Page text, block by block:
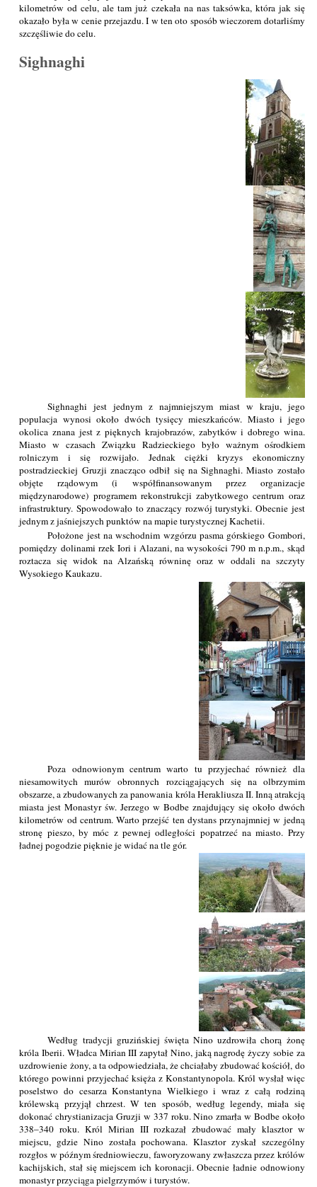
kilometrów od celu, ale tam już czekała na nas taksówka, która jak się
okazało była w cenie przejazdu. I w ten oto sposób wieczorem dotarliśmy
szczęśliwie do celu.
Sighnaghi
Sighnaghi jest jednym z najmniejszym miast w kraju, jego
populacja wynosi około dwóch tysięcy mieszkańców. Miasto i jego
okolica znana jest z pięknych krajobrazów, zabytków i dobrego wina.
Miasto w czasach Związku Radzieckiego było ważnym ośrodkiem
rolniczym i się rozwijało. Jednak ciężki kryzys ekonomiczny
postradzieckiej Gruzji znacząco odbił się na Sighnaghi. Miasto zostało
objęte rządowym (i współfinansowanym przez organizacje
międzynarodowe) programem rekonstrukcji zabytkowego centrum oraz
infrastruktury. Spowodowało to znaczący rozwój turystyki. Obecnie jest
jednym z jaśniejszych punktów na mapie turystycznej Kachetii.
Położone jest na wschodnim wzgórzu pasma górskiego Gombori,
pomiędzy dolinami rzek Iori i Alazani, na wysokości 790 m n.p.m., skąd
roztacza się widok na Alzańską równinę oraz w oddali na szczyty
Wysokiego Kaukazu.
Poza odnowionym centrum warto tu przyjechać również dla
niesamowitych murów obronnych rozciągających się na olbrzymim
obszarze, a zbudowanych za panowania króla Herakliusza II. Inną atrakcją
miasta jest Monastyr św. Jerzego w Bodbe znajdujący się około dwóch
kilometrów od centrum. Warto przejść ten dystans przynajmniej w jedną
stronę pieszo, by móc z pewnej odległości popatrzeć na miasto. Przy
ładnej pogodzie pięknie je widać na tle gór.
Według tradycji gruzińskiej święta Nino uzdrowiła chorą żonę
króla Iberii. Władca Mirian III zapytał Nino, jaką nagrodę życzy sobie za
uzdrowienie żony, a ta odpowiedziała, że chciałaby zbudować kościół, do
którego powinni przyjechać księża z Konstantynopola. Król wysłał więc
poselstwo do cesarza Konstantyna Wielkiego i wraz z całą rodziną
królewską przyjął chrzest. W ten sposób, według legendy, miała się
dokonać chrystianizacja Gruzji w 337 roku. Nino zmarła w Bodbe około
338–340 roku. Król Mirian III rozkazał zbudować mały klasztor w
miejscu, gdzie Nino została pochowana. Klasztor zyskał szczególny
rozgłos w późnym średniowieczu, faworyzowany zwłaszcza przez królów
kachijskich, stał się miejscem ich koronacji. Obecnie ładnie odnowiony
monastyr przyciąga pielgrzymów i turystów.